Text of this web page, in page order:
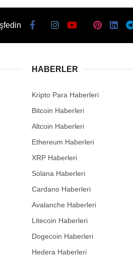
HABERLER
Kripto Para Haberleri
Bitcoin Haberleri
Altcoin Haberleri
Ethereum Haberleri
XRP Haberleri
Solana Haberleri
Cardano Haberleri
Avalanche Haberleri
Litecoin Haberleri
Dogecoin Haberleri
Hedera Haberleri